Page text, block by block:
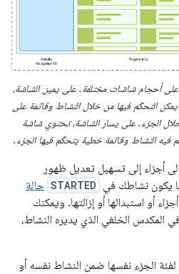
أحجام شاشات مختلفة. على يمين الشاشة،
التحكّم فيها من خلال النشاط وقائمة على
الجزء. على يسار الشاشة، تحتوي شاشة
النشاط وقائمة خطية يتحكّم فيها الجزء.
أجزاء إلى تسهيل تعديل ظهور
يكون نشاطك في STARTED حالة
أو استبدالها أو إزالتها. ويمكنك
المكدس الخلفي الذي يديره النشاط،
الجزء نفسها ضمن النشاط نفسه أو